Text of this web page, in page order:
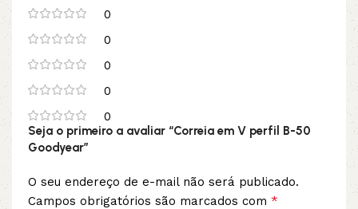
0
0
0
0
0
Seja o primeiro a avaliar “Correia em V perfil B-50
Goodyear”
O seu endereço de e-mail não será publicado.
Campos obrigatórios são marcados com *